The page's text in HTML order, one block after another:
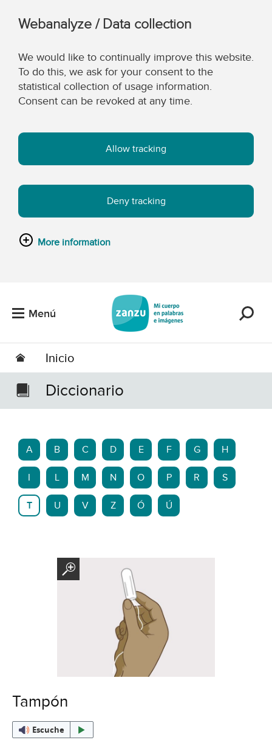
Webanalyze / Data collection
We would like to continually improve this website.
To do this, we ask for your consent to the
statistical collection of usage information.
Consent can be revoked at any time.
Allow tracking
Deny tracking
More information
Menú
Inicio
Diccionario
A B C D E F G H
L M N O P R S
T U V Z Ó Ú
Tampón
Escuche